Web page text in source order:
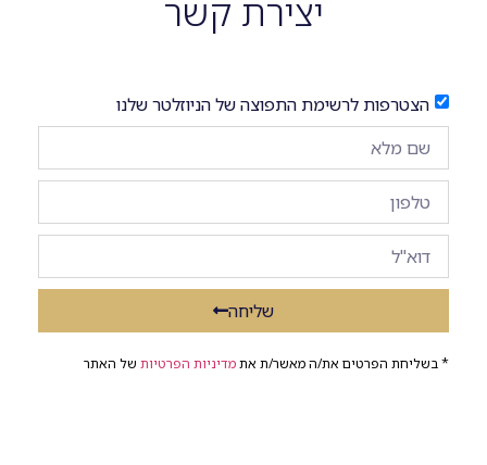
יצירת קשר
הצטרפות לרשימת התפוצה של הניוזלטר שלנו
שליחה
* בשליחת הפרטים את/ה מאשר/ת אתמדיניות הפרטיות של האתר